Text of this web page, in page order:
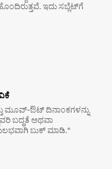
ಇದು ಸಬ್ಲೆಟ್‌ಗೆ
ಮೂವ್-ಔಟ್ ದಿನಾಂಕಗಳನ್ನು
ಬದ್ಧತೆ ಅಥವಾ
ಬುಕ್ ಮಾಡಿ.*